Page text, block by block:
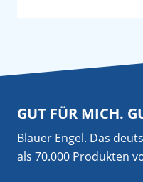
GUT FÜR MICH.
Blauer Engel. Das
als 70.000 Produkten